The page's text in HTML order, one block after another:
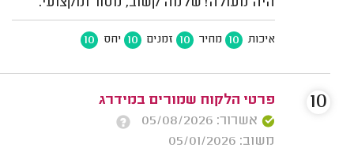
היה מעולה! שלמה קשוב, מסור ומקצועי.
איכות 10 מחיר 10 זמנים 10 יחס 10
פרטי הלקוח שמורים במידרג
אשרור: 05/08/2026
משוב: 05/01/2026
10